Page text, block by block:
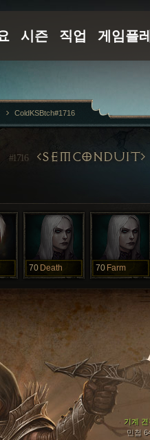
#1716 SEMCONDUIT
70 Death 70 Farm
기계 견
민첩
ColdKSBtch#1716